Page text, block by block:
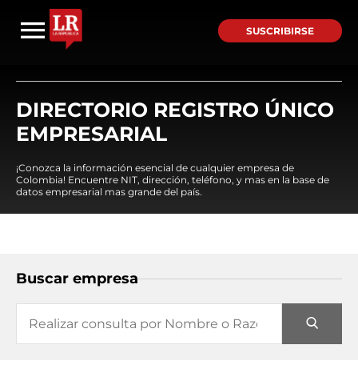
SUSCRIBIRSE
DIRECTORIO REGISTRO ÚNICO
EMPRESARIAL
¡Conozca la información esencial de cualquier empresa de
Colombia! Encuentre NIT, dirección, teléfono, y mas en la base de
datos empresarial mas grande del país.
Buscar empresa